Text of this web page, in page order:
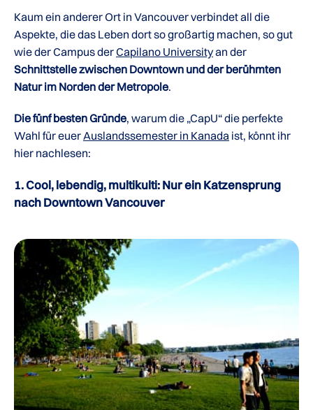
Kaum ein anderer Ort in Vancouver verbindet all die
Aspekte, die das Leben dort so großartig machen, so gut
wie der Campus derCapilano Universityan der
Schnittstelle zwischen Downtown und der berühmten
Natur im Norden der Metropole.
Die fünf besten Gründe, warum die „CapU“ die perfekte
Wahl für euerAuslandssemester in Kanada ist, könnt ihr
hier nachlesen:
1. Cool, lebendig, multikulti: Nur ein Katzensprung
nach Downtown Vancouver